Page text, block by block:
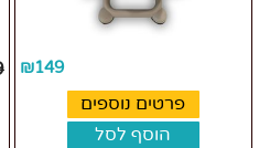
₪149
פרטים נוספים
הוסף לסל